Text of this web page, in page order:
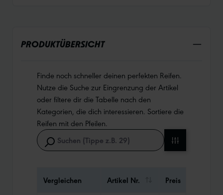
PRODUKTÜBERSICHT
Finde noch schneller deinen perfekten Reifen.
Nutze die Suche zur Eingrenzung der Artikel
oder filtere dir die Tabelle nach den
Kategorien, die dich interessieren. Sortiere die
Reifen mit den Pfeilen.
Vergleichen Artikel Nr. Preis